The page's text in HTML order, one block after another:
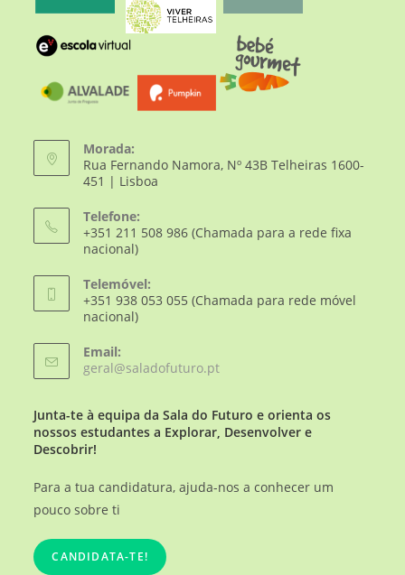
Morada:
Rua Fernando Namora, Nº 43B Telheiras 1600-
451 | Lisboa
Telefone:
+351 211 508 986 (Chamada para a rede fixa
nacional)
Telemóvel:
+351 938 053 055 (Chamada para rede móvel
nacional)
Email:
geral@saladofuturo.pt
Junta-te à equipa da Sala do Futuro e orienta os
nossos estudantes a Explorar, Desenvolver e
Descobrir!
Para a tua candidatura, ajuda-nos a conhecer um
pouco sobre ti
CANDIDATA-TE!